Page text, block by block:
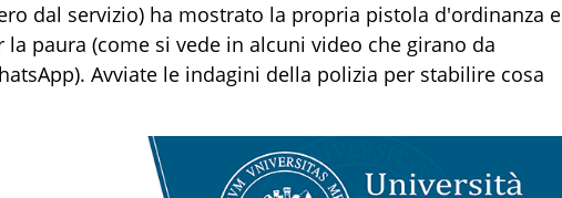
dal servizio) ha mostrato la propria pistola d'ordinanza e
paura (come si vede in alcuni video che girano da
Avviate le indagini della polizia per stabilire cosa